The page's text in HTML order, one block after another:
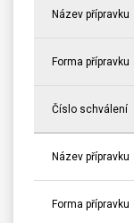
Název přípravku
Forma přípravku
Číslo schválení
Název přípravku
Forma přípravku